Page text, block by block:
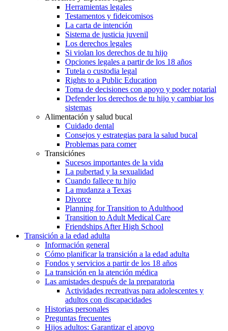
Herramientas legales
Testamentos y fideicomisos
La carta de intención
Sistema de justicia juvenil
Los derechos legales
Si violan los derechos de tu hijo
Opciones legales a partir de los 18 años
Tutela o custodia legal
Rights to a Public Education
Toma de decisiones con apoyo y poder notarial
Defender los derechos de tu hijo y cambiar los
sistemas
Alimentación y salud bucal
Cuidado dental
Consejos y estrategias para la salud bucal
Problemas para comer
Transiciónes
Sucesos importantes de la vida
La pubertad y la sexualidad
Cuando fallece tu hijo
La mudanza a Texas
Divorce
Planning for Transition to Adulthood
Transition to Adult Medical Care
Friendships After High School
Transición a la edad adulta
Información general
Cómo planificar la transición a la edad adulta
Fondos y servicios a partir de los 18 años
La transición en la atención médica
Las amistades después de la preparatoria
Actividades recreativas para adolescentes y
adultos con discapacidades
Historias personales
Preguntas frecuentes
Hijos adultos: Garantizar el apoyo